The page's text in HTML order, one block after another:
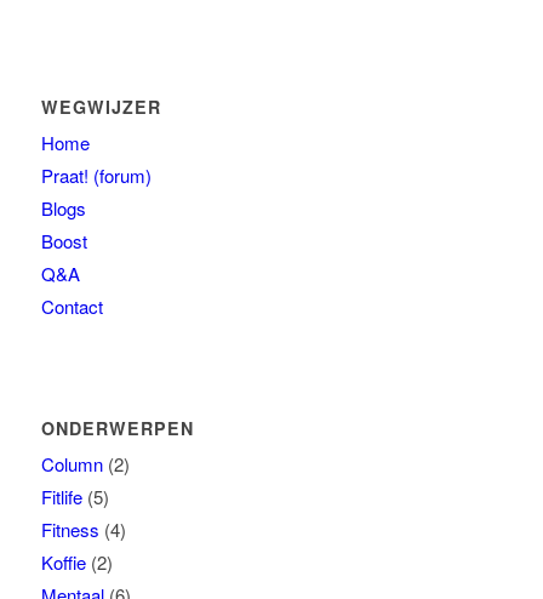
WEGWIJZER
Home
Praat! (forum)
Blogs
Boost
Q&A
Contact
ONDERWERPEN
Column(2)
Fitlife(5)
Fitness (4)
Koffie(2)